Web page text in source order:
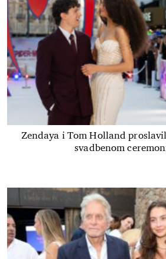
Zendaya i Tom Holland
svadbenom